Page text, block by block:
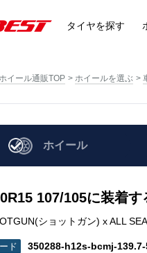
タイヤを探す
イール通販TOP ホイールを選ぶ
ホイール
107/105に装着
ショットガン) x ALL
350288-h12s-bcmj-